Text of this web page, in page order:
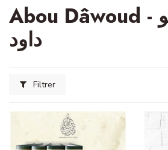
Abou Dâwoud - الإمام أبو
داود
Filtrer